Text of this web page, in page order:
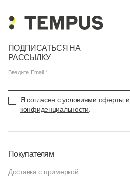
ПОДПИСАТЬСЯ НА
РАССЫЛКУ
Введите Email
Я согласен с условиями оферты и
конфиденциальности.
Покупателям
Доставка с примеркой